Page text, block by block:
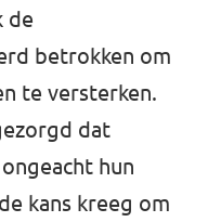
de
betrokken om
te versterken.
dat
hun
kans kreeg om